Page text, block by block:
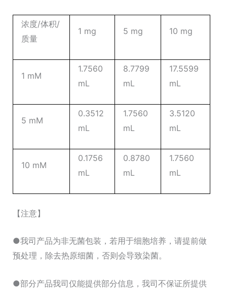
浓度/体积/
质量
1 mg 5 mg 10 mg
1 mM
1.7560
mL
8.7799
mL
17.5599
mL
5 mM
0.3512
mL
1.7560
mL
3.5120
mL
10 mM
0.1756
mL
0.8780
mL
1.7560
mL
【注意】
●我司产品为非无菌包装，若用于细胞培养，请提前做
预处理，除去热原细菌，否则会导致染菌。
●部分产品我司仅能提供部分信息，我司不保证所提供